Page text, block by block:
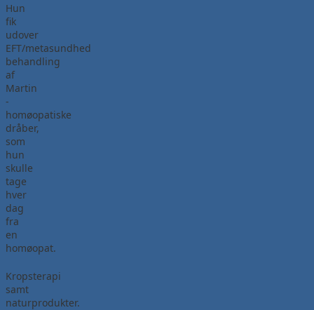
Hun
fik
udover
EFT/metasundhed
behandling
af
Martin
-
homøopatiske
dråber,
som
hun
skulle
tage
hver
dag
fra
en
homøopat.
Kropsterapi
samt
naturprodukter.